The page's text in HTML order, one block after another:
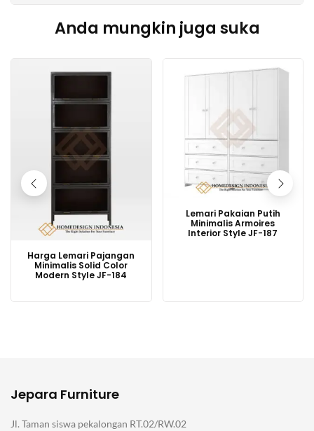
Anda mungkin juga suka
Harga Lemari Pajangan
Minimalis Solid Color
Modern Style JF-184
Lemari Pakaian Putih
Minimalis Armoires
Interior Style JF-187
Jepara Furniture
Jl. Taman siswa pekalongan RT.02/RW.02